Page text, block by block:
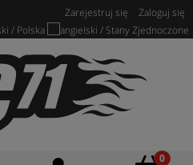
Zarejestruj się Zaloguj się